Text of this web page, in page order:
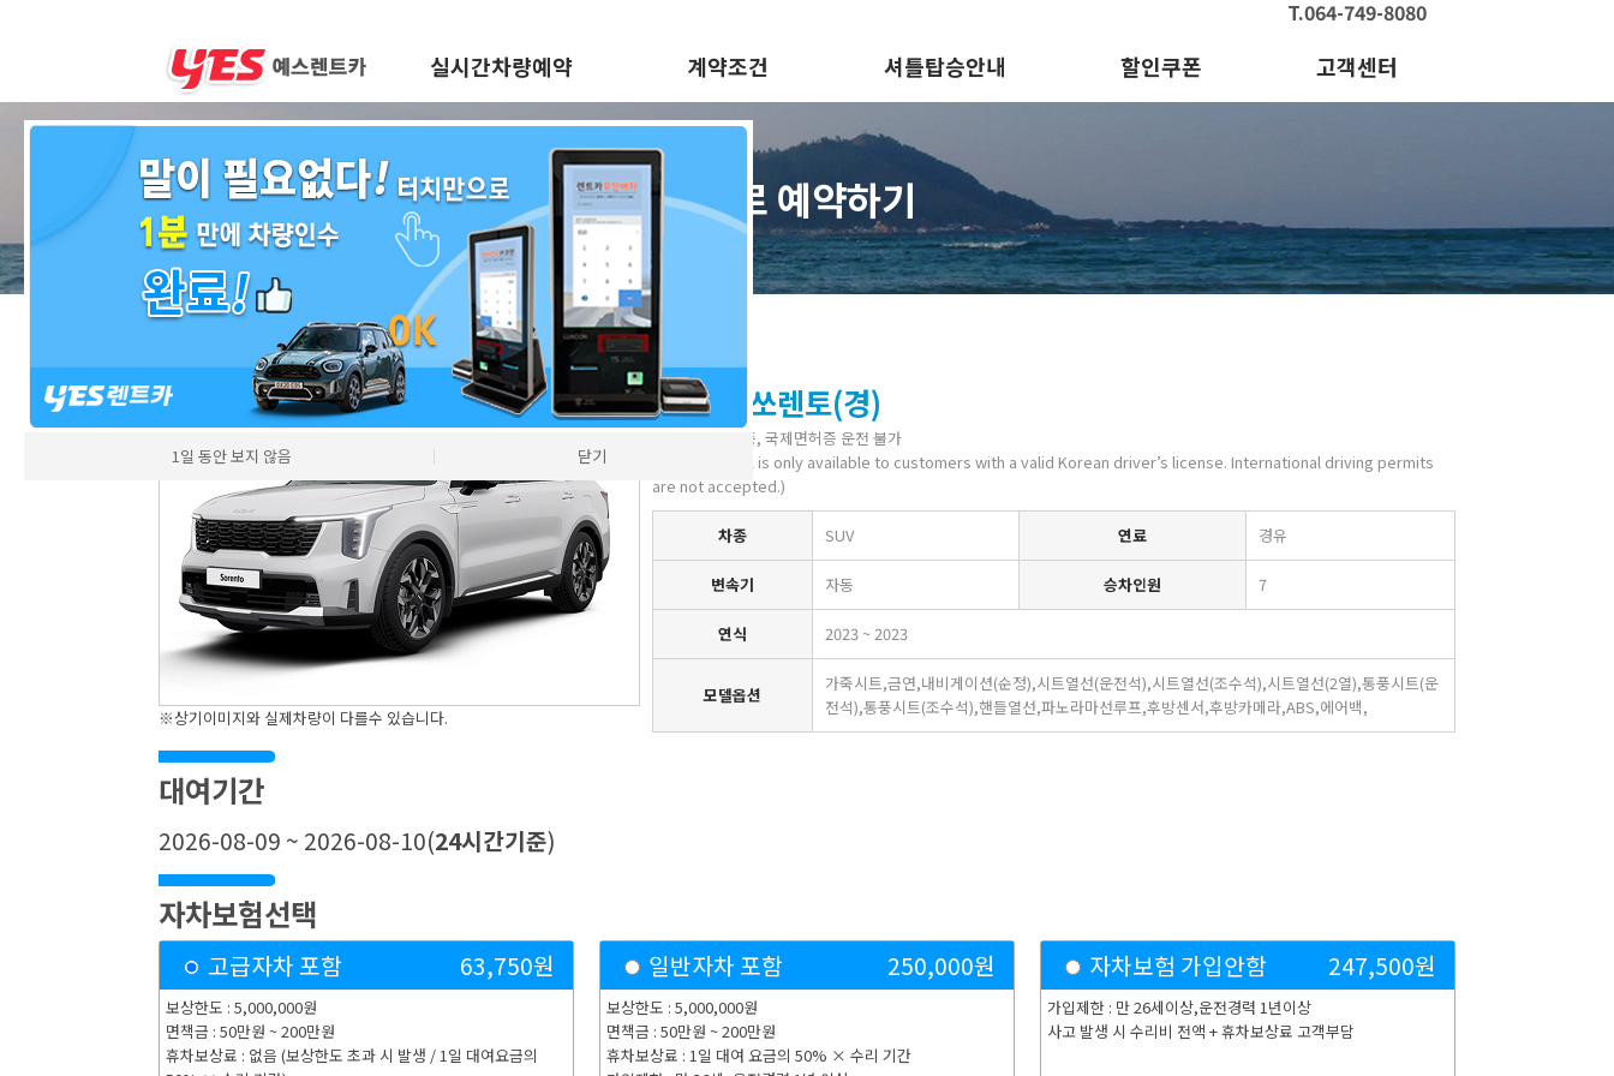
실시간차량예약 계약조건 셔틀탑승안내 할인쿠폰
T.064-749-8080
고객센터
바로 예약하기
차량모델
※상기이미지와 실제차량이 다를수 있습니다.
2024 쏘렌토(경)
주한미군 면허증, 국제면허증 운전 불가
(Vehicle rental is only available to customers with a valid Korean driver’s license. International driving permits
are not accepted.)
차종 SUV 연료 경유
변속기 자동 승차인원 7
연식 2023 ~ 2023
모델옵션
가죽시트,금연,내비게이션(순정),시트열선(운전석),시트열선(조수석),시트열선(2열),통풍시트(운
전석),통풍시트(조수석),핸들열선,파노라마선루프,후방센서,후방카메라,ABS,에어백,
대여기간
2026-08-09 ~ 2026-08-10(24시간기준)
자차보험선택
고급자차 포함 63,750원
보상한도 : 5,000,000원
면책금 : 50만원 ~ 200만원
휴차보상료 : 없음 (보상한도 초과 시 발생 / 1일 대여요금의
일반자차 포함 250,000원
보상한도 : 5,000,000원
면책금 : 50만원 ~ 200만원
휴차보상료 : 1일 대여 요금의 50% × 수리 기간
자차보험 가입안함 247,500원
가입제한 : 만 26세이상,운전경력 1년이상
사고 발생 시 수리비 전액 + 휴차보상료 고객부담
1일 동안 보지 않음 │ 닫기